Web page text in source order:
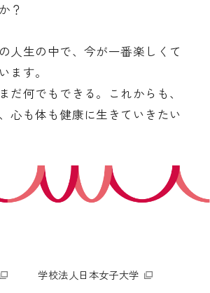
？
人生の中で、今が一番楽しくて
ます。
だ何でもできる。これからも、
心も体も健康に生きていきたい
学校法人日本女子大学